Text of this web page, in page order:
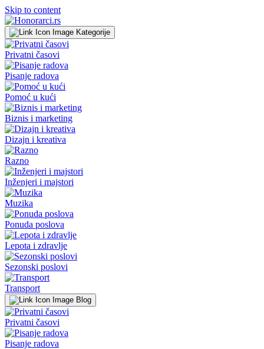
Skip to content
Kategorije
Privatni časovi
Pisanje radova
Pomoć u kući
Biznis i marketing
Dizajn i kreativa
Razno
Inženjeri i majstori
Muzika
Ponuda poslova
Lepota i zdravlje
Sezonski poslovi
Transport
Blog
Privatni časovi
Pisanje radova